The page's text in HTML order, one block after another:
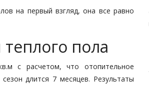
на первый взгляд, она все равно
пола
с расчетом, что отопительное
длится 7 месяцев. Результаты